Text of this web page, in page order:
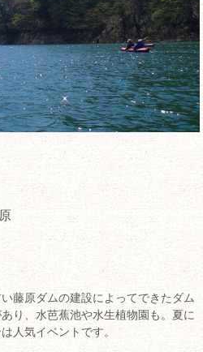
藤原ダムの建設によってできたダム
り、水芭蕉池や水生植物園も。夏に
人気イベントです。